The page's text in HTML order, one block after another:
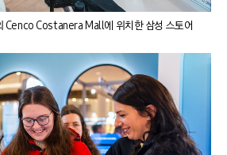
Cenco Costanera Mall에 위치한 삼성 스토어